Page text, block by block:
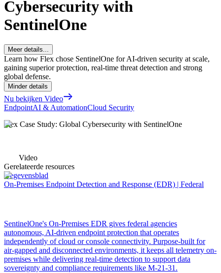
Cybersecurity with
SentinelOne
Meer details...
Learn how Flex chose SentinelOne for AI‑driven security at scale,
gaining superior protection, real‑time threat detection and strong
global defense.
Minder details
Nu bekijken Video
EndpointAI & AutomationCloud Security
Flex Case Study: Global Cybersecurity with SentinelOne
Video
Gerelateerde resources
Gegevensblad
On-Premises Endpoint Detection and Response (EDR) | Federal
SentinelOne's On-Premises EDR gives federal agencies
autonomous, AI-driven endpoint protection that operates
independently of cloud or console connectivity. Purpose-built for
air-gapped and disconnected environments, it keeps all telemetry on-
premises while delivering real-time detection to support data
sovereignty and compliance requirements like M-21-31.